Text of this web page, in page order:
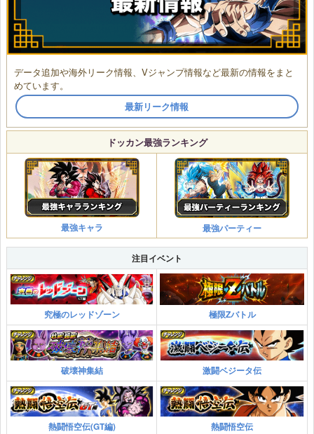
データ追加や海外リーク情報、Vジャンプ情報など最新の情報をまと
めています。
最新リーク情報
ドッカン最強ランキング
最強キャラ 最強パーティー
注目イベント
究極のレッドゾーン 極限Zバトル
破壊神集結 激闘ベジータ伝
熱闘悟空伝(GT編) 熱闘悟空伝